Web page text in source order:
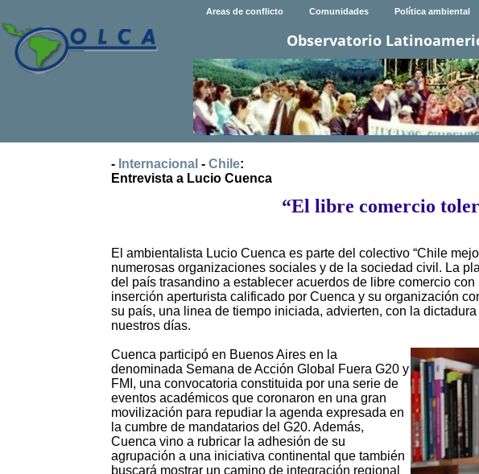
Areas de conflicto Comunidades Política ambiental
Observatorio
- Internacional - Chile:
Entrevista a Lucio Cuenca
“El libre comercio
El ambientalista Lucio Cuenca es parte del colectivo “Chile
numerosas organizaciones sociales y de la sociedad civil. La
del país trasandino a establecer acuerdos de libre comercio
inserción aperturista calificado por Cuenca y su organización
su país, una linea de tiempo iniciada, advierten, con la
nuestros días.
Cuenca participó en Buenos Aires en la
denominada Semana de Acción Global Fuera G20 y
FMI, una convocatoria constituida por una serie de
eventos académicos que coronaron en una gran
movilización para repudiar la agenda expresada en
la cumbre de mandatarios del G20. Además,
Cuenca vino a rubricar la adhesión de su
agrupación a una iniciativa continental que también
buscará mostrar un camino de integración regional